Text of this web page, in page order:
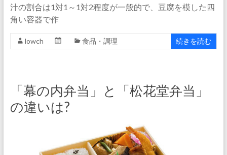
汁の割合は1対1～1対2程度が一般的で、豆腐を模した四
角い容器で作
lowch 食品・調理 続きを読む
「幕の内弁当」と「松花堂弁当」
の違いは?